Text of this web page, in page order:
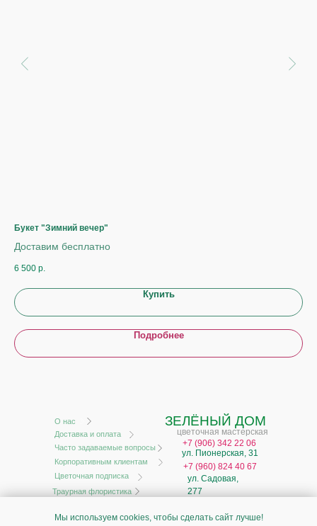
Букет "Зимний вечер"
Доставим бесплатно
6 500 р.
Купить
Подробнее
Мы используем cookies, чтобы сделать сайт лучше!
+7 (906) 342 22 06
+7 (960) 824 40 67
ул. Пионерская, 31
ул. Садовая,
277
О нас
Доставка и оплата
Часто задаваемые вопросы
Корпоративным клиентам
Цветочная подписка
ИП Моисеев А.В.
ИНН 631929851692
ЗЕЛЁНЫЙ ДОМ
цветочная мастерская
Траурная флористика